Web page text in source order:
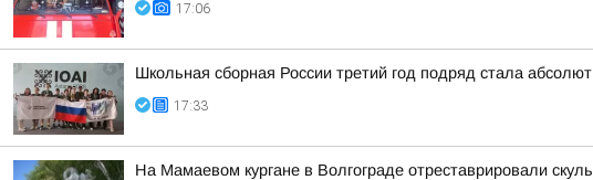
17:06
Школьная сборная России третий год подряд стала
17:33
На Мамаевом кургане в Волгограде отреставрировали